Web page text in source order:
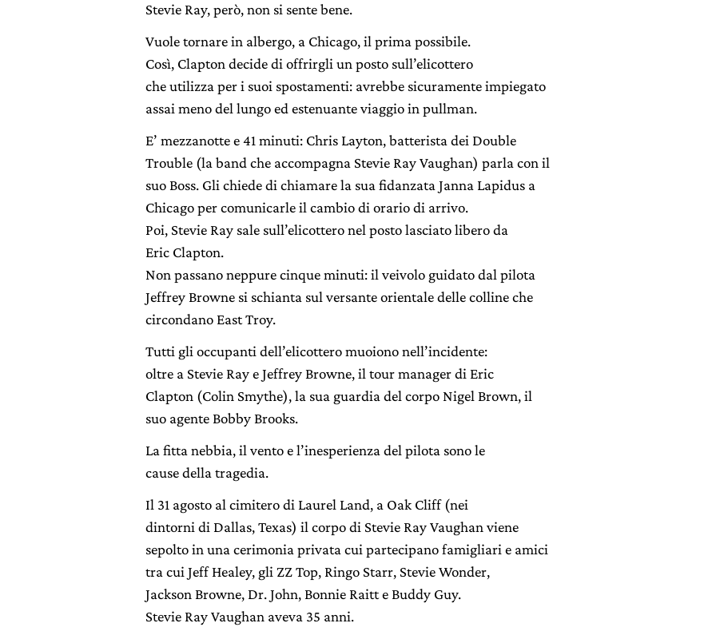
Stevie Ray, però, non si sente bene.
Vuole tornare in albergo, a Chicago, il prima possibile.
Così, Clapton decide di offrirgli un posto sull’elicottero
che utilizza per i suoi spostamenti: avrebbe sicuramente impiegato
assai meno del lungo ed estenuante viaggio in pullman.
E’ mezzanotte e 41 minuti: Chris Layton, batterista dei Double
Trouble (la band che accompagna Stevie Ray Vaughan) parla con il
suo Boss. Gli chiede di chiamare la sua fidanzata Janna Lapidus a
Chicago per comunicarle il cambio di orario di arrivo.
Poi, Stevie Ray sale sull’elicottero nel posto lasciato libero da
Eric Clapton.
Non passano neppure cinque minuti: il veivolo guidato dal pilota
Jeffrey Browne si schianta sul versante orientale delle colline che
circondano East Troy.
Tutti gli occupanti dell’elicottero muoiono nell’incidente:
oltre a Stevie Ray e Jeffrey Browne, il tour manager di Eric
Clapton (Colin Smythe), la sua guardia del corpo Nigel Brown, il
suo agente Bobby Brooks.
La fitta nebbia, il vento e l’inesperienza del pilota sono le
cause della tragedia.
Il 31 agosto al cimitero di Laurel Land, a Oak Cliff (nei
dintorni di Dallas, Texas) il corpo di Stevie Ray Vaughan viene
sepolto in una cerimonia privata cui partecipano famigliari e amici
tra cui Jeff Healey, gli ZZ Top, Ringo Starr, Stevie Wonder,
Jackson Browne, Dr. John, Bonnie Raitt e Buddy Guy.
Stevie Ray Vaughan aveva 35 anni.